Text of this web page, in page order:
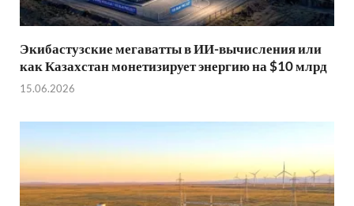
Экибастузские мегаватты в ИИ-вычисления или
как Казахстан монетизирует энергию на $10 млрд
15.06.2026